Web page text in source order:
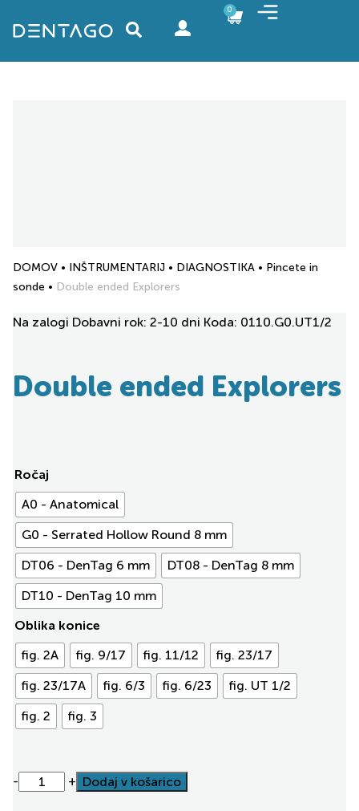
0
DOMOV • INŠTRUMENTARIJ • DIAGNOSTIKA • Pincete in
sonde • Double ended Explorers
Na zalogi Dobavni rok: 2-10 dni Koda: 0110.G0.UT1/2
Double ended Explorers
Ročaj
A0 - Anatomical
G0 - Serrated Hollow Round 8 mm
DT06 - DenTag 6 mm
DT08 - DenTag 8 mm
DT10 - DenTag 10 mm
Oblika konice
fig. 2A
fig. 9/17 fig. 11/12
fig. 23/17
fig. 23/17A
fig. 6/3 fig. 6/23
fig. UT 1/2
fig. 2
fig. 3
- + Dodaj v košarico